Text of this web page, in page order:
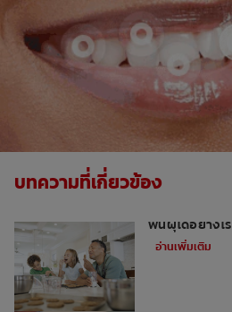
บทความที่เกี่ยวข้อง
ฟันผุได้อย่างไร
อ่านเพิ่มเติม